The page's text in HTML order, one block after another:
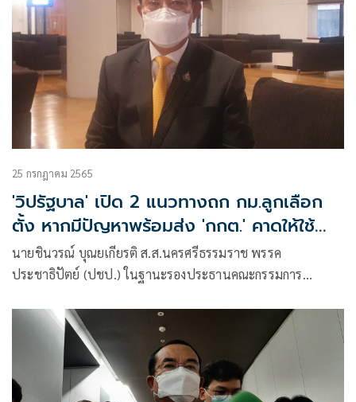
25 กรกฎาคม 2565
'วิปรัฐบาล' เปิด 2 แนวทางถก กม.ลูกเลือก
ตั้ง หากมีปัญหาพร้อมส่ง 'กกต.' คาดให้ใช้
สูตรหาร 100 ตามเดิม
นายชินวรณ์ บุณยเกียรติ ส.ส.นครศรีธรรมราช พรรค
ประชาธิปัตย์ (ปชป.) ในฐานะรองประธานคณะกรรมการ
ประชุมวิปรัฐบาล